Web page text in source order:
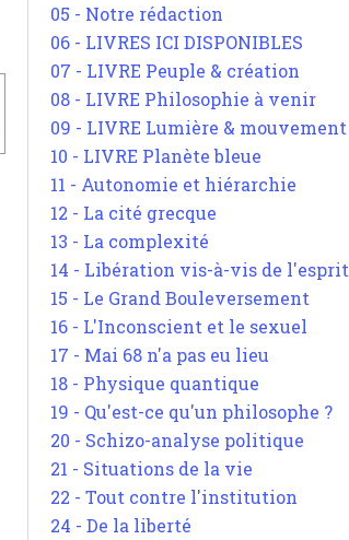
05 - Notre rédaction
06 - LIVRES ICI DISPONIBLES
07 - LIVRE Peuple & création
08 - LIVRE Philosophie à venir
09 - LIVRE Lumière & mouvement
10 - LIVRE Planète bleue
11 - Autonomie et hiérarchie
12 - La cité grecque
13 - La complexité
14 - Libération vis-à-vis de l'esprit
15 - Le Grand Bouleversement
16 - L'Inconscient et le sexuel
17 - Mai 68 n'a pas eu lieu
18 - Physique quantique
19 - Qu'est-ce qu'un philosophe ?
20 - Schizo-analyse politique
21 - Situations de la vie
22 - Tout contre l'institution
24 - De la liberté